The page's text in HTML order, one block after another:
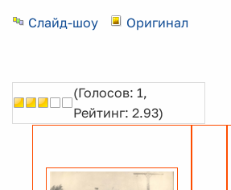
Слайд-шоу Оригинал
(Голосов: 1,
Рейтинг: 2.93)